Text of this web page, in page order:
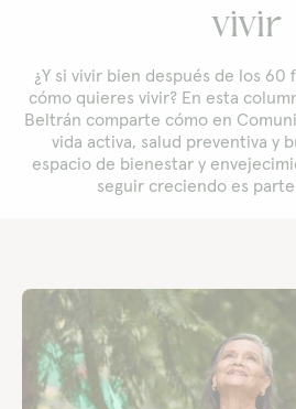
+52 55 8993 9299
Servicio al cliente: +52 55
De lunes a viernes de 9 a.m. a 6
¿Es una emergencia? Atención
horas.
vivir
¿Y si vivir bien después de los
cómo quieres vivir? En esta
Beltrán comparte cómo en
vida activa, salud preventiva y
espacio de bienestar y
seguir creciendo es